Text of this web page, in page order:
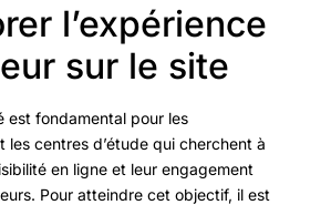
l’expérience
sur le site
est fondamental pour les
les centres d’étude qui cherchent à
en ligne et leur engagement
Pour atteindre cet objectif, il est